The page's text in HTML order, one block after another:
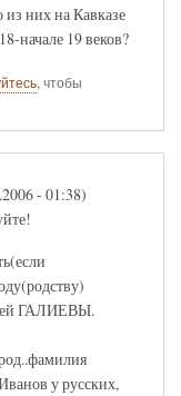
них на Кавказе
начале 19 веков?
, чтобы
- 01:38)
ГАЛИЕВЫ.
у русских,